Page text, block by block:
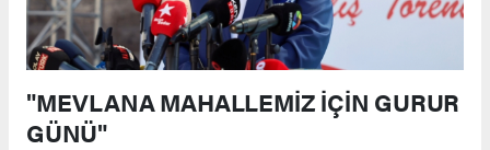
"MEVLANA MAHALLEMİZ İÇİN GURUR
GÜNÜ"